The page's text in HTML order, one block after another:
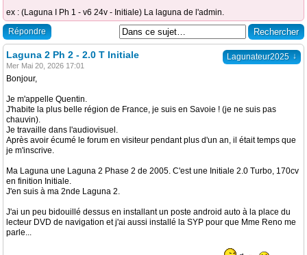
ex : (Laguna I Ph 1 - v6 24v - Initiale) La laguna de l'admin.
Répondre
Lagunateur2025 ↓
Laguna 2 Ph 2 - 2.0 T Initiale
Mer Mai 20, 2026 17:01
Bonjour,
Je m'appelle Quentin.
J'habite la plus belle région de France, je suis en Savoie ! (je ne suis pas
chauvin).
Je travaille dans l'audiovisuel.
Après avoir écumé le forum en visiteur pendant plus d'un an, il était temps que
je m'inscrive.
Ma Laguna une Laguna 2 Phase 2 de 2005. C'est une Initiale 2.0 Turbo, 170cv
en finition Initiale.
J'en suis à ma 2nde Laguna 2.
J'ai un peu bidouillé dessus en installant un poste android auto à la place du
lecteur DVD de navigation et j'ai aussi installé la SYP pour que Mme Reno me
parle...